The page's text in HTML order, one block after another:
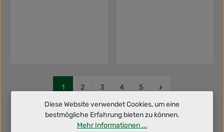
Seite
1 Seite
2 Seite
3 Seite
4 Seite
5
Diese Website verwendet Cookies, um eine
bestmögliche Erfahrung bieten zu können.
Mehr Informationen ...